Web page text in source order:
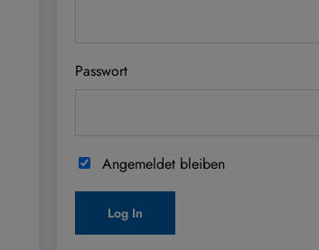
Passwort
Angemeldet bleiben